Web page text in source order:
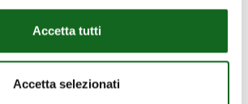
Accetta tutti
Accetta selezionati